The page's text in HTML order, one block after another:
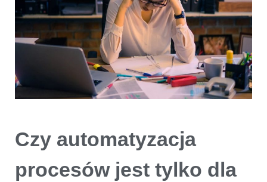
Czy automatyzacja
procesów jest tylko dla